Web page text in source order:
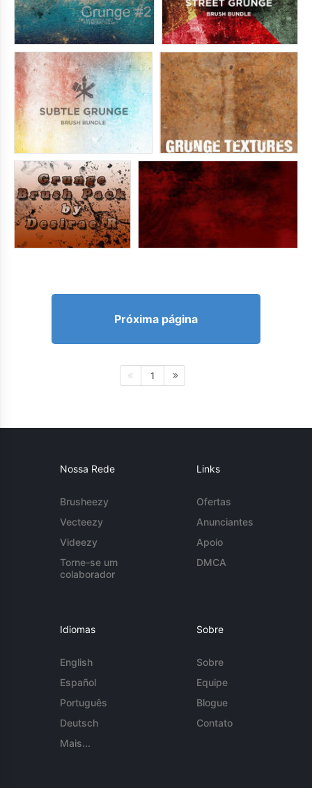
Próxima página
1
Nossa Rede
Brusheezy
Vecteezy
Videezy
Torne-se um
colaborador
Links
Ofertas
Anunciantes
Apoio
DMCA
Idiomas
English
Español
Português
Deutsch
Mais...
Sobre
Sobre
Equipe
Blogue
Contato